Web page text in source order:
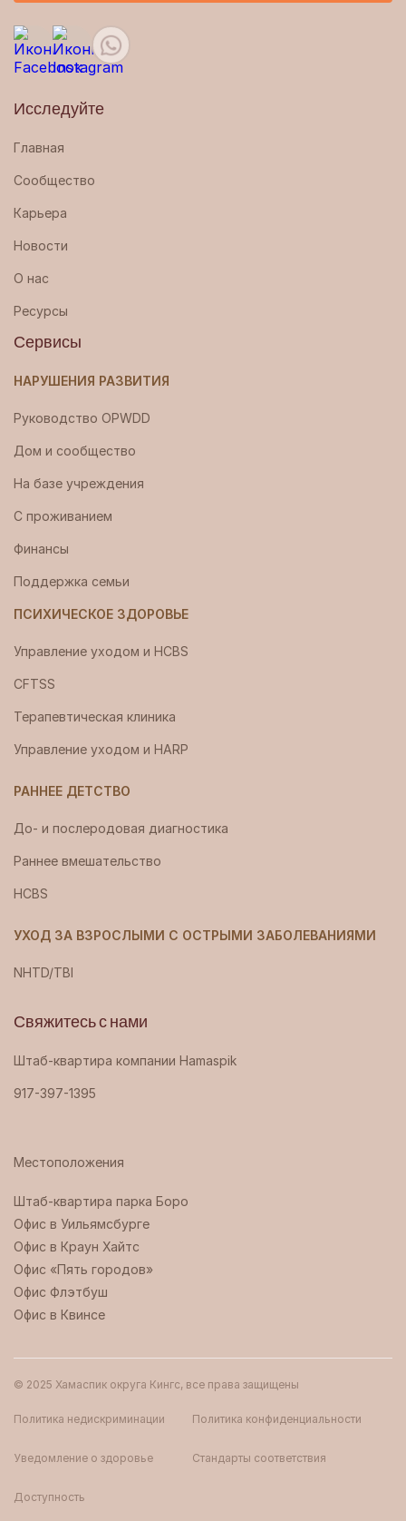
Исследуйте
Главная
Сообщество
Карьера
Новости
О нас
Ресурсы
Сервисы
НАРУШЕНИЯ РАЗВИТИЯ
Руководство OPWDD
Дом и сообщество
На базе учреждения
С проживанием
Финансы
Поддержка семьи
ПСИХИЧЕСКОЕ ЗДОРОВЬЕ
Управление уходом и HCBS
CFTSS
Терапевтическая клиника
Управление уходом и HARP
РАННЕЕ ДЕТСТВО
До- и послеродовая диагностика
Раннее вмешательство
HCBS
УХОД ЗА ВЗРОСЛЫМИ С ОСТРЫМИ ЗАБОЛЕВАНИЯМИ
NHTD/TBI
Свяжитесь с нами
Штаб-квартира компании Hamaspik
917-397-1395
Местоположения
Штаб-квартира парка Боро ‍
Офис в Уильямсбурге
Офис в Краун Хайтс
Офис «Пять городов»
Офис Флэтбуш
Офис в Квинсе
© 2025 Хамаспик округа Кингс, все права защищены
Политика недискриминации Политика конфиденциальности
Уведомление о здоровье Стандарты соответствия
Доступность